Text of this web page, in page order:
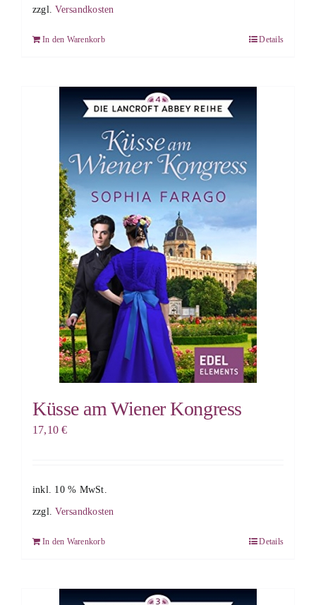
zzgl.Versandkosten
In den Warenkorb Details
Küsse am Wiener Kongress
17,10€
inkl. 10 % MwSt.
zzgl.Versandkosten
In den Warenkorb Details